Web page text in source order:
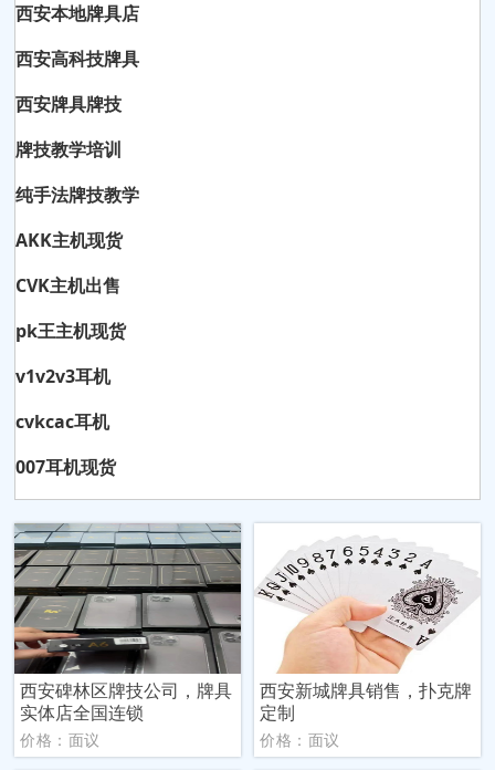
西安本地牌具店
西安高科技牌具
西安牌具牌技
牌技教学培训
纯手法牌技教学
AKK主机现货
CVK主机出售
pk王主机现货
v1v2v3耳机
cvkcac耳机
007耳机现货
西安碑林区牌技公司，牌具
实体店全国连锁
价格：面议
西安新城牌具销售，扑克牌
定制
价格：面议